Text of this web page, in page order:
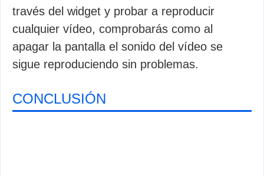
través del widget y probar a reproducir
cualquier vídeo, comprobarás como al
apagar la pantalla el sonido del vídeo se
sigue reproduciendo sin problemas.
CONCLUSIÓN